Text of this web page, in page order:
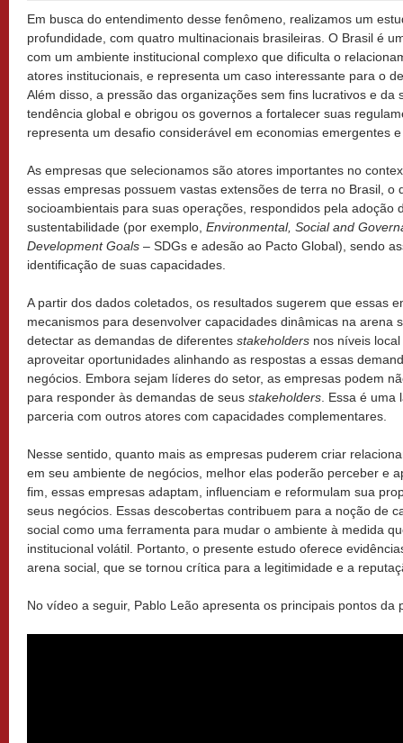
Em busca do entendimento desse fenômeno, realizamos um
profundidade, com quatro multinacionais brasileiras. O Brasil é
com um ambiente institucional complexo que dificulta o
atores institucionais, e representa um caso interessante para o
Além disso, a pressão das organizações sem fins lucrativos e da
tendência global e obrigou os governos a fortalecer suas
representa um desafio considerável em economias emergentes
As empresas que selecionamos são atores importantes no
essas empresas possuem vastas extensões de terra no Brasil, o
socioambientais para suas operações, respondidos pela adoção
sustentabilidade (por exemplo, Environmental, Social and
Development Goals – SDGs e adesão ao Pacto Global), sendo
identificação de suas capacidades.
A partir dos dados coletados, os resultados sugerem que essas
mecanismos para desenvolver capacidades dinâmicas na arena
detectar as demandas de diferentes stakeholders nos níveis
aproveitar oportunidades alinhando as respostas a essas
negócios. Embora sejam líderes do setor, as empresas podem
para responder às demandas de seus stakeholders . Essa é
parceria com outros atores com capacidades complementares.
Nesse sentido, quanto mais as empresas puderem criar
em seu ambiente de negócios, melhor elas poderão perceber e
fim, essas empresas adaptam, influenciam e reformulam sua
seus negócios. Essas descobertas contribuem para a noção de
social como uma ferramenta para mudar o ambiente à medida
institucional volátil. Portanto, o presente estudo oferece
arena social, que se tornou crítica para a legitimidade e a
No vídeo a seguir, Pablo Leão apresenta os principais pontos da